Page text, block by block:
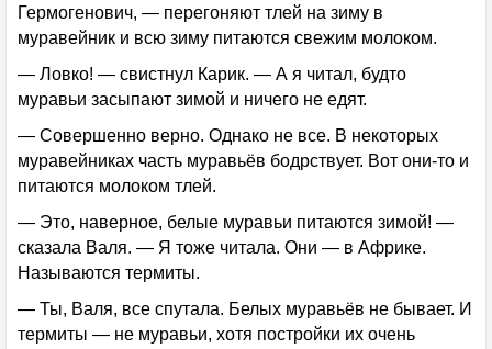
Гермогенович, — перегоняют тлей на зиму в
муравейник и всю зиму питаются свежим молоком.
— Ловко! — свистнул Карик. — А я читал, будто
муравьи засыпают зимой и ничего не едят.
— Совершенно верно. Однако не все. В некоторых
муравейниках часть муравьёв бодрствует. Вот они-то и
питаются молоком тлей.
— Это, наверное, белые муравьи питаются зимой! —
сказала Валя. — Я тоже читала. Они — в Африке.
Называются термиты.
— Ты, Валя, все спутала. Белых муравьёв не бывает. И
термиты — не муравьи, хотя постройки их очень